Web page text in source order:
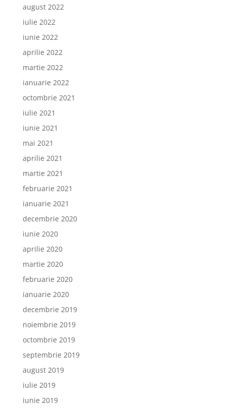
august 2022
iulie 2022
iunie 2022
aprilie 2022
martie 2022
ianuarie 2022
octombrie 2021
iulie 2021
iunie 2021
mai 2021
aprilie 2021
martie 2021
februarie 2021
ianuarie 2021
decembrie 2020
iunie 2020
aprilie 2020
martie 2020
februarie 2020
ianuarie 2020
decembrie 2019
noiembrie 2019
octombrie 2019
septembrie 2019
august 2019
iulie 2019
iunie 2019